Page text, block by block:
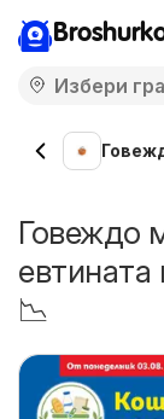
Говеждо
евтината
📉